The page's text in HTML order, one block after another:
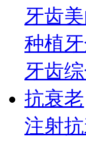
牙齿
种植牙
牙齿
抗衰老
注射